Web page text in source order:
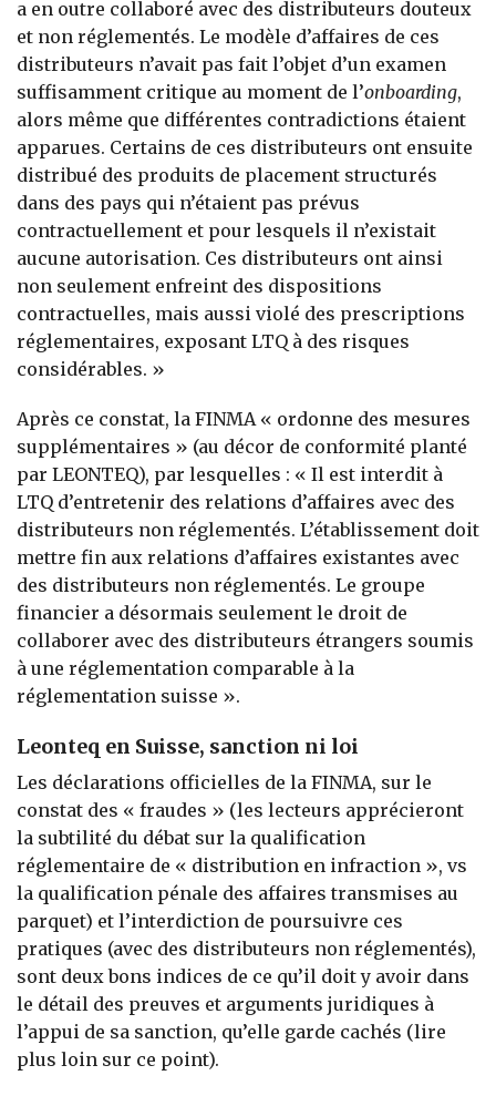
a en outre collaboré avec des distributeurs douteux
et non réglementés. Le modèle d’affaires de ces
distributeurs n’avait pas fait l’objet d’un examen
suffisamment critique au moment de l’onboarding,
alors même que différentes contradictions étaient
apparues. Certains de ces distributeurs ont ensuite
distribué des produits de placement structurés
dans des pays qui n’étaient pas prévus
contractuellement et pour lesquels il n’existait
aucune autorisation. Ces distributeurs ont ainsi
non seulement enfreint des dispositions
contractuelles, mais aussi violé des prescriptions
réglementaires, exposant LTQ à des risques
considérables. »
Après ce constat, la FINMA « ordonne des mesures
supplémentaires » (au décor de conformité planté
par LEONTEQ), par lesquelles : « Il est interdit à
LTQ d’entretenir des relations d’affaires avec des
distributeurs non réglementés. L’établissement doit
mettre fin aux relations d’affaires existantes avec
des distributeurs non réglementés. Le groupe
financier a désormais seulement le droit de
collaborer avec des distributeurs étrangers soumis
à une réglementation comparable à la
réglementation suisse ».
Leonteq en Suisse, sanction ni loi
Les déclarations officielles de la FINMA, sur le
constat des « fraudes » (les lecteurs apprécieront
la subtilité du débat sur la qualification
réglementaire de « distribution en infraction », vs
la qualification pénale des affaires transmises au
parquet) et l’interdiction de poursuivre ces
pratiques (avec des distributeurs non réglementés),
sont deux bons indices de ce qu’il doit y avoir dans
le détail des preuves et arguments juridiques à
l’appui de sa sanction, qu’elle garde cachés (lire
plus loin sur ce point).